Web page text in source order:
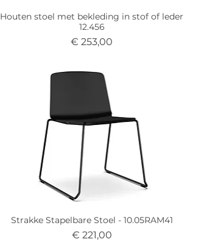
Houten stoel met bekleding in stof of leder
12.456
Prijs
€ 253,00
Strakke Stapelbare Stoel - 10.05RAM41
Prijs
€ 221,00